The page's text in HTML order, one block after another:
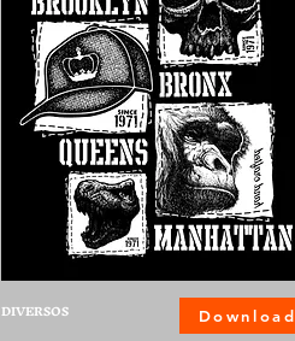
DIVERSOS Download